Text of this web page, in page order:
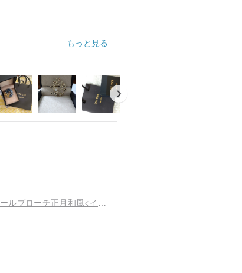
もっと見る
エレガントな常緑の松と糸杉と風ブローチブローチブローチパールブローチ正月和風<イエロー>